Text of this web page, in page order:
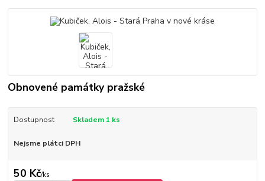
Obnovené památky pražské
Dostupnost Skladem 1 ks
Nejsme plátci DPH
50 Kč/ks